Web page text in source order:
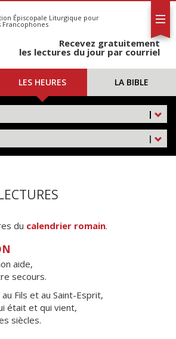
Épiscopale Liturgique pour
Francophones
Recevez gratuitement
les lectures du jour par courriel
LES HEURES LA BIBLE
|
|
du calendrier romain.
aide,
secours.
Fils et au Saint-Esprit,
était et qui vient,
siècles.